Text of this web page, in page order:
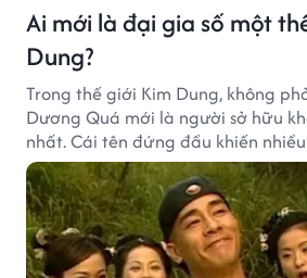
Ai mới là đại gia số một
Dung?
Trong thế giới Kim Dung, không
Dương Quá mới là người sở hữu
nhất. Cái tên đứng đầu khiến
bởi xuất thân của nhân vật này
giống một đại hiệp.